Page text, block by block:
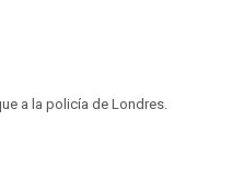
a la policía de Londres.